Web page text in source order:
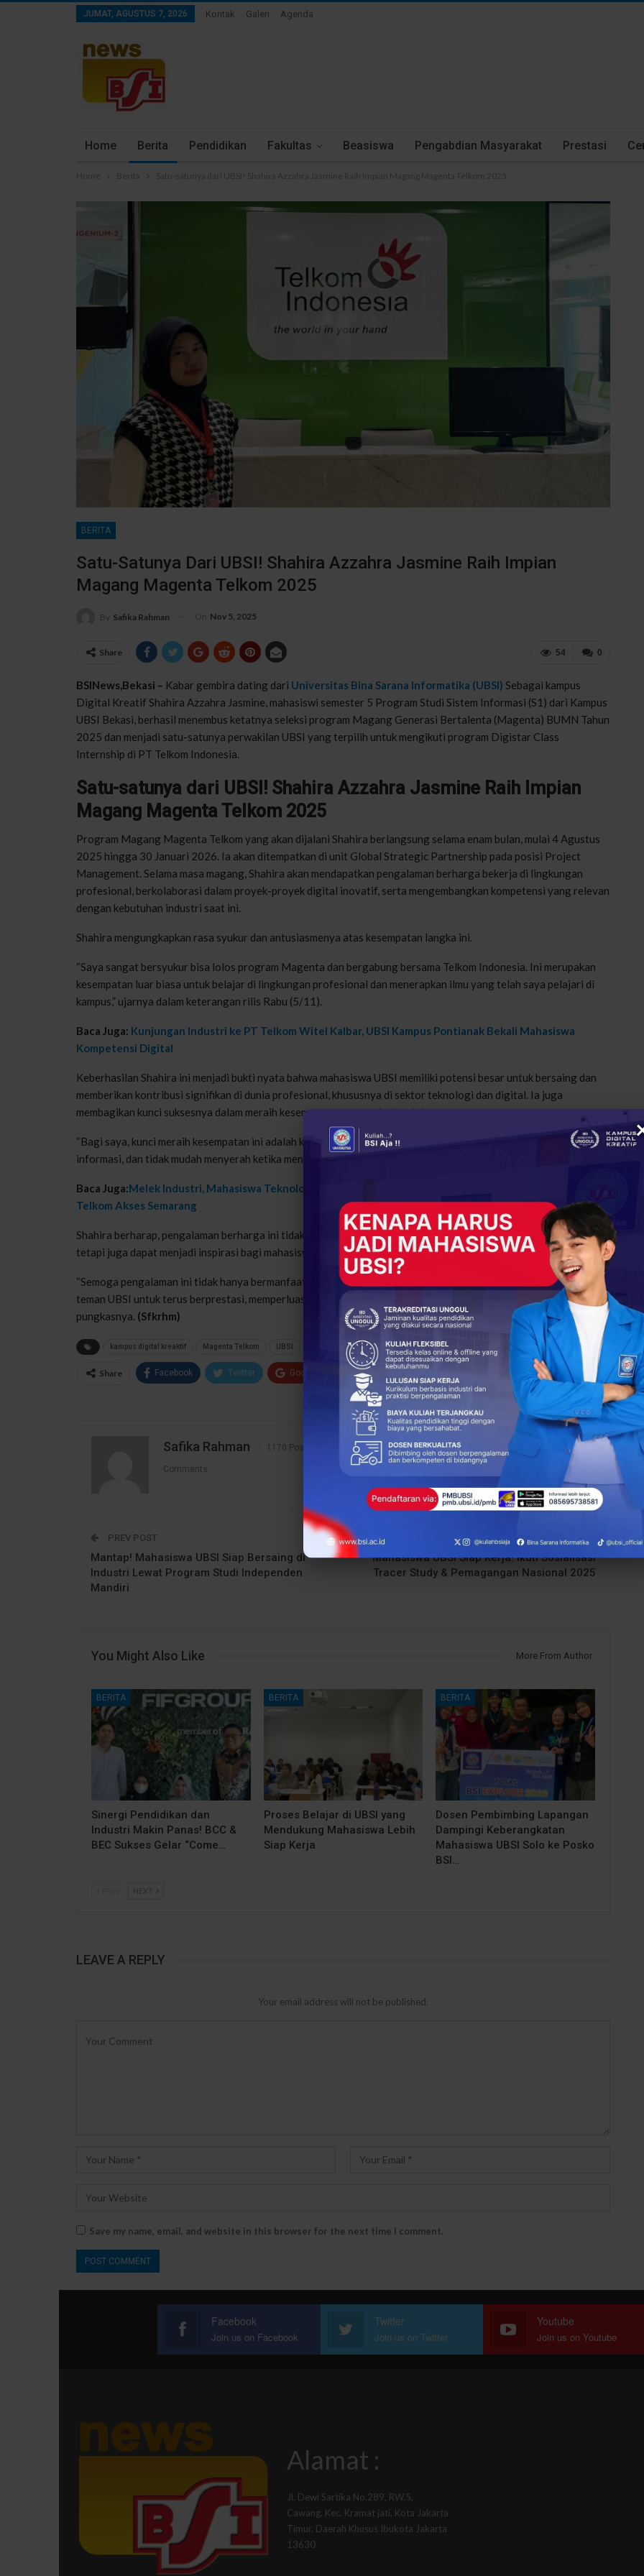
JUMAT, AGUSTUS 7, 2026 Kontak Galeri Agenda
Home Berita Pendidikan Fakultas Beasiswa Pengabdian Masyarakat Prestasi
Home Berita Satu-satunya dari UBSI! Shahira Azzahra Jasmine Raih Impian Magang Magenta Telkom 2025
BERITA
Satu-Satunya Dari UBSI! Shahira Azzahra Jasmine Raih Impian
Magang Magenta Telkom 2025
By Safika Rahman On Nov 5, 2025
0
54
Share
BSINews,Bekasi – Kabar gembira dating dari Universitas Bina Sarana Informatika (UBSI) Sebagai kampus
Digital Kreatif Shahira Azzahra Jasmine, mahasiswi semester 5 Program Studi Sistem Informasi (S1) dari Kampus
UBSI Bekasi, berhasil menembus ketatnya seleksi program Magang Generasi Bertalenta (Magenta) BUMN Tahun
2025 dan menjadi satu-satunya perwakilan UBSI yang terpilih untuk mengikuti program Digistar Class
Internship di PT Telkom Indonesia.
Satu-satunya dari UBSI! Shahira Azzahra Jasmine Raih Impian
Magang Magenta Telkom 2025
Program Magang Magenta Telkom yang akan dijalani Shahira berlangsung selama enam bulan, mulai 4 Agustus
2025 hingga 30 Januari 2026. Ia akan ditempatkan di unit Global Strategic Partnership pada posisi Project
Management. Selama masa magang, Shahira akan mendapatkan pengalaman berharga bekerja di lingkungan
profesional, berkolaborasi dalam proyek-proyek digital inovatif, serta mengembangkan kompetensi yang relevan
dengan kebutuhan industri saat ini.
Shahira mengungkapkan rasa syukur dan antusiasmenya atas kesempatan langka ini.
“Saya sangat bersyukur bisa lolos program Magenta dan bergabung bersama Telkom Indonesia. Ini merupakan
kesempatan luar biasa untuk belajar di lingkungan profesional dan menerapkan ilmu yang telah saya pelajari di
kampus,” ujarnya dalam keterangan rilis Rabu (5/11).
Baca Juga: Kunjungan Industri ke PT Telkom Witel Kalbar, UBSI Kampus Pontianak Bekali Mahasiswa
Kompetensi Digital
Keberhasilan Shahira ini menjadi bukti nyata bahwa mahasiswa UBSI memiliki potensi besar untuk bersaing dan
memberikan kontribusi signifikan di dunia profesional, khususnya di sektor teknologi dan digital. Ia juga
membagikan kunci suksesnya dalam meraih kesempatan magang impian ini.
“Bagi saya, kunci meraih kesempatan ini adalah konsisten belajar, berani mencoba hal baru, aktif mencari
informasi, dan tidak mudah menyerah ketika menghadapi tantangan,” tuturnya penuh semangat.
Baca Juga:Melek Industri, Mahasiswa Teknologi Komputer UBSI Kampus Tegal Belajar Langsung di PT
Telkom Akses Semarang
Shahira berharap, pengalaman berharga ini tidak hanya memberikan dampak positif bagi perkembangan dirinya,
tetapi juga dapat menjadi inspirasi bagi mahasiswa UBSI lainnya.
“Semoga pengalaman ini tidak hanya bermanfaat untuk saya, tetapi juga dapat menjadi motivasi bagi teman-
teman UBSI untuk terus berprestasi, memperluas relasi, dan berani mengambil setiap peluang yang ada,”
pungkasnya. (Sfkrhm)
kampus digital kreaktif Magenta Telkom UBSI
0
54
Share Facebook Twitter Google+ ReddIt
Safika Rahman 1170 Posts
Comments
PREV POST
Mantap! Mahasiswa UBSI Siap Bersaing di
Industri Lewat Program Studi Independen
Mandiri
NEXT POST
Mahasiswa UBSI Siap Kerja! Ikuti Sosialisasi
Tracer Study & Pemagangan Nasional 2025
You Might Also Like More From Author
BERITA
Sinergi Pendidikan dan
Industri Makin Panas! BCC &
BEC Sukses Gelar “Come…
BERITA
Proses Belajar di UBSI yang
Mendukung Mahasiswa Lebih
Siap Kerja
BERITA
Dosen Pembimbing Lapangan
Dampingi Keberangkatan
Mahasiswa UBSI Solo ke Posko
BSI…
NEXT
LEAVE A REPLY
Your email address will not be published.
Save my name, email, and website in this browser for the next time I comment.
Facebook
Join us on Facebook
Twitter
Join us on Twitter
Youtube
Join us on Youtube
Alamat :
Jl. Dewi Sartika No.289, RW.5,
Cawang, Kec. Kramat jati, Kota Jakarta
Timur, Daerah Khusus Ibukota Jakarta
13630